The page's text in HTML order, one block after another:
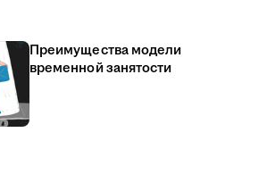
Преимущества модели
временной занятости